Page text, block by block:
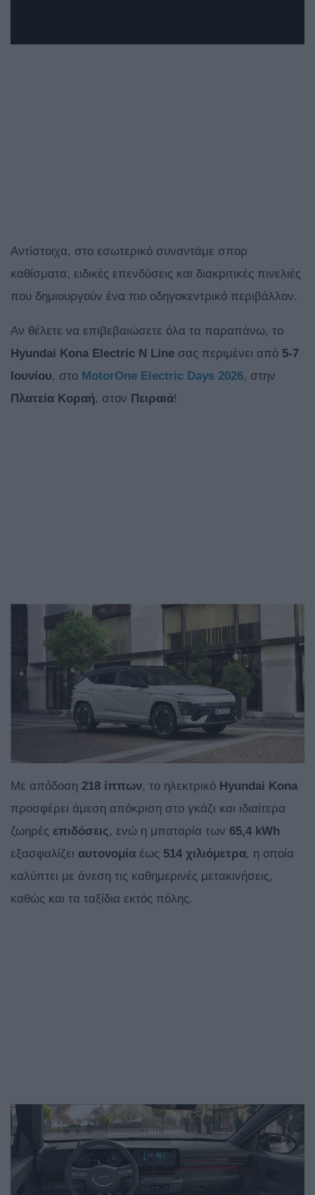
Αντίστοιχα, στο εσωτερικό συναντάμε σπορ
καθίσματα, ειδικές επενδύσεις και διακριτικές πινελιές
που δημιουργούν ένα πιο οδηγοκεντρικό περιβάλλον.
Αν θέλετε να επιβεβαιώσετε όλα τα παραπάνω, το
Hyundai Kona Electric N Line σας περιμένει από 5-7
Ιουνίου, στο MotorOne Electric Days 2026, στην
Πλατεία Κοραή, στον Πειραιά!
Με απόδοση 218 ίππων, το ηλεκτρικό Hyundai Kona
προσφέρει άμεση απόκριση στο γκάζι και ιδιαίτερα
ζωηρές επιδόσεις, ενώ η μπαταρία των 65,4 kWh
εξασφαλίζει αυτονομία έως 514 χιλιόμετρα, η οποία
καλύπτει με άνεση τις καθημερινές μετακινήσεις,
καθώς και τα ταξίδια εκτός πόλης.